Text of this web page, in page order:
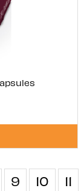
9 10
11